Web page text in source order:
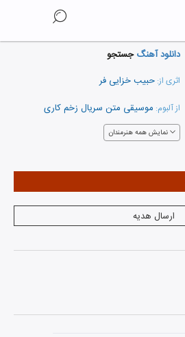
دانلود آهنگجستجو
اثری از: حبیب خزایی فر
از آلبوم: موسیقی متن سریال زخم کاری
نمایش همه هنرمندان
ارسال هدیه